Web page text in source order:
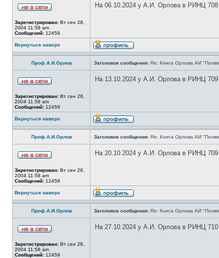
Зарегистрирован: Вт сен 28,
2004 11:58 am
Сообщений: 12459
На 06.10.2024 у А.И. Орлова в РИНЦ 708
Вернуться наверх
Проф.А.И.Орлов Заголовок сообщения: Re: Книга Орлова АИ
Зарегистрирован: Вт сен 28,
2004 11:58 am
Сообщений: 12459
На 13.10.2024 у А.И. Орлова в РИНЦ 709
Вернуться наверх
Проф.А.И.Орлов Заголовок сообщения: Re: Книга Орлова АИ
Зарегистрирован: Вт сен 28,
2004 11:58 am
Сообщений: 12459
На 20.10.2024 у А.И. Орлова в РИНЦ 709
Вернуться наверх
Проф.А.И.Орлов Заголовок сообщения: Re: Книга Орлова АИ
Зарегистрирован: Вт сен 28,
2004 11:58 am
Сообщений: 12459
На 27.10.2024 у А.И. Орлова в РИНЦ 710